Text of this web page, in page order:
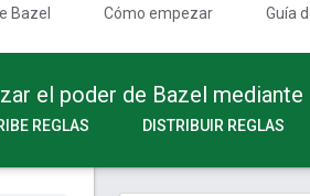
Bazel Cómo empezar Guía
el poder de Bazel
REGLAS DISTRIBUIR REGLAS